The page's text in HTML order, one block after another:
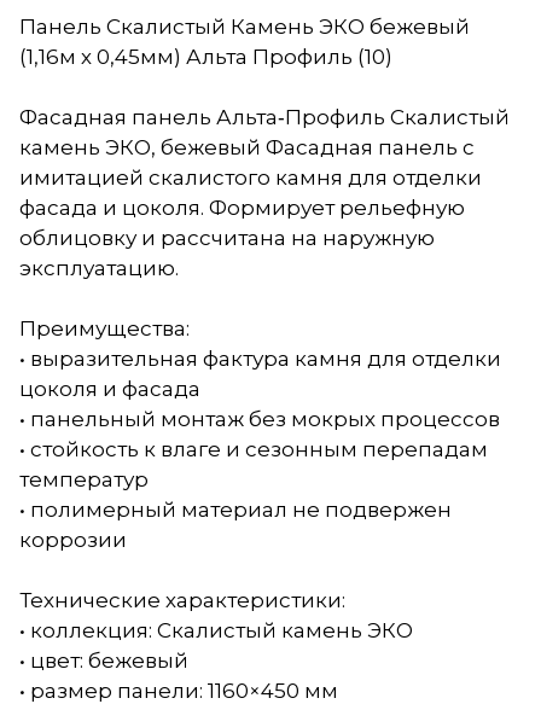
Панель Скалистый Камень ЭКО бежевый
(1,16м х 0,45мм) Альта Профиль (10)
Фасадная панель Альта‑Профиль Скалистый
камень ЭКО, бежевый Фасадная панель с
имитацией скалистого камня для отделки
фасада и цоколя. Формирует рельефную
облицовку и рассчитана на наружную
эксплуатацию.
Преимущества:
• выразительная фактура камня для отделки
цоколя и фасада
• панельный монтаж без мокрых процессов
• стойкость к влаге и сезонным перепадам
температур
• полимерный материал не подвержен
коррозии
Технические характеристики:
• коллекция: Скалистый камень ЭКО
• цвет: бежевый
• размер панели: 1160×450 мм